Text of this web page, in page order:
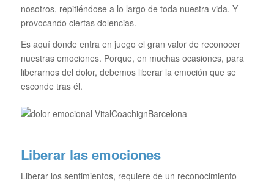
nosotros, repitiéndose a lo largo de toda nuestra vida. Y
provocando ciertas dolencias.
Es aquí donde entra en juego el gran valor de reconocer
nuestras emociones. Porque, en muchas ocasiones, para
liberarnos del dolor, debemos liberar la emoción que se
esconde tras él.
Liberar las emociones
Liberar los sentimientos, requiere de un reconocimiento